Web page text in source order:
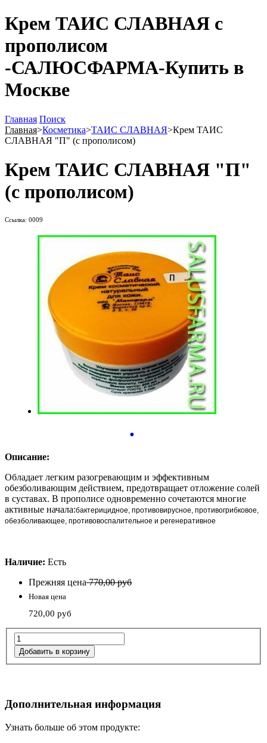
Крем ТАИС СЛАВНАЯ с
прополисом
-САЛЮСФАРМА-Купить в
Москве
Главная Поиск
Главная>Косметика>ТАИС СЛАВНАЯ>Крем ТАИС
СЛАВНАЯ "П" (с прополисом)
Крем ТАИС СЛАВНАЯ "П"
(с прополисом)
Ссылка: 0009
•
Описание:
Обладает легким разогревающим и эффективным
обезболивающим действием, предотвращает отложение солей
в суставах. В прополисе одновременно сочетаются многие
активные начала:бактерицидное, противовирусное, противогрибковое,
обезболивающее, противовоспалительное и регенеративное
Наличие: Есть
Прежняя цена 770,00 руб
Новая цена
720,00 руб
Дополнительная информация
Узнать больше об этом продукте: